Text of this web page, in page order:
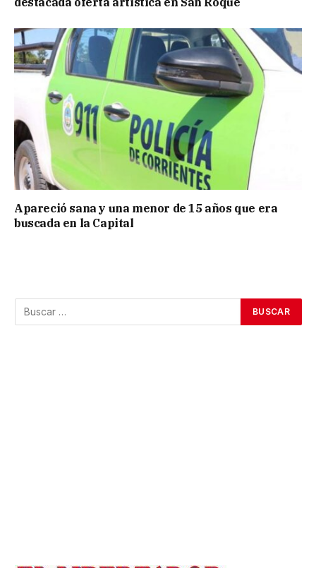
Apareció sana y una menor de 15 años que era
buscada en la Capital